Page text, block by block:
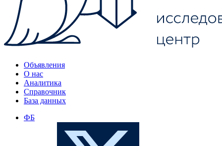
Объявления
О нас
Аналитика
Справочник
База данных
ФБ